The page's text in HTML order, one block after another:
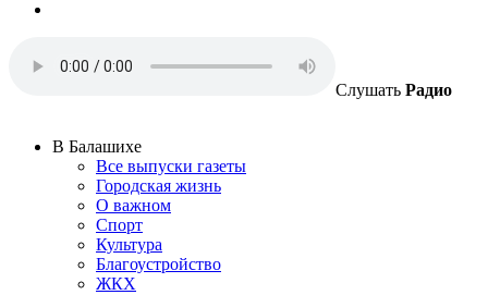
Слушать Радио
В Балашихе
Все выпуски газеты
Городская жизнь
О важном
Спорт
Культура
Благоустройство
ЖКХ